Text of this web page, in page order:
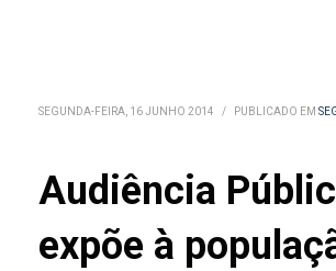
SEGUNDA-FEIRA, 16 JUNHO 2014 / PUBLICADO EM
Audiência
expõe à